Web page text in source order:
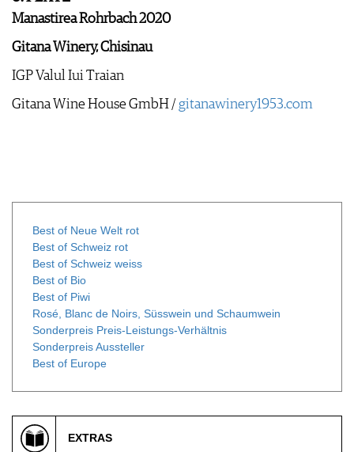
Manastirea Rohrbach 2020
Gitana Winery, Chisinau
IGP Valul Iui Traian
Gitana Wine House GmbH / gitanawinery1953.com
Best of Neue Welt rot
Best of Schweiz rot
Best of Schweiz weiss
Best of Bio
Best of Piwi
Rosé, Blanc de Noirs, Süsswein und Schaumwein
Sonderpreis Preis-Leistungs-Verhältnis
Sonderpreis Aussteller
Best of Europe
EXTRAS